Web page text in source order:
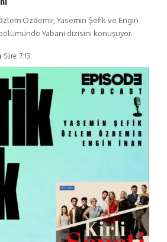
Özdemir, Yasemin Şefik ve Engin
Yabani dizisini konuşuyor.
Süre: 7:13